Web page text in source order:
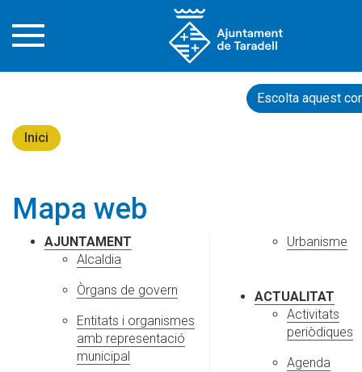
Escolta aquest
Inici
Mapa web
AJUNTAMENT
Alcaldia
Òrgans de govern
Entitats i organismes
amb representació
municipal
Urbanisme
ACTUALITAT
Activitats
periòdiques
Agenda